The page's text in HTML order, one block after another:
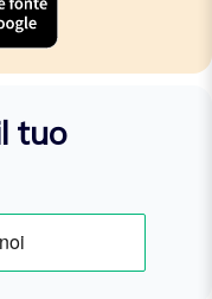
tuo